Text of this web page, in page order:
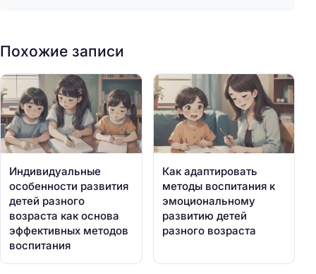
Похожие записи
Индивидуальные
особенности развития
детей разного
возраста как основа
эффективных методов
воспитания
Как адаптировать
методы воспитания к
эмоциональному
развитию детей
разного возраста